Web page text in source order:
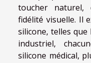
toucher
fidélité visuelle. Il
silicone, telles que
industriel,
silicone médical,